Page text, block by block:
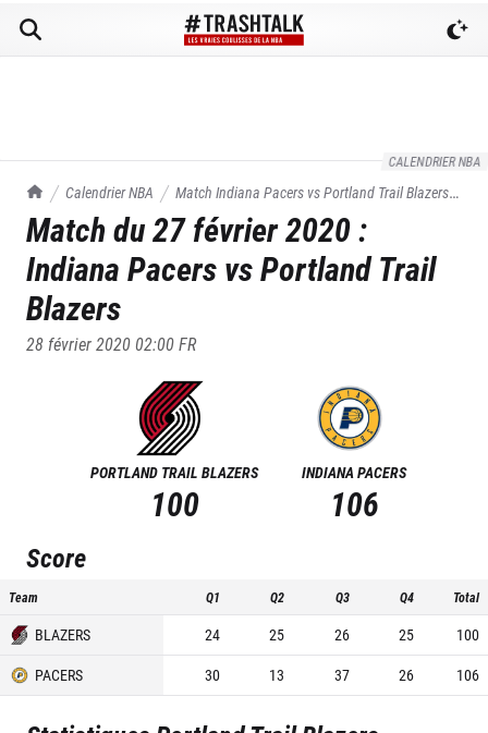
CALENDRIER NBA
TrashTalk Actu NBA
Calendrier NBA Match Indiana Pacers vsPortland Trail Blazers
du 27/02/2020
Match du27 février 2020:
Indiana Pacers vsPortland Trail
Blazers
28 février 2020 02:00FR
PORTLAND TRAIL BLAZERS
100
INDIANA PACERS
106
Score
Team Q1 Q2 Q3 Q4 Total
BLAZERS 24 25 26 25
100
PACERS
30 13 37 26 106